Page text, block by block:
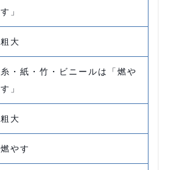
す」
粗大
糸・紙・竹・ビニールは「燃や
す」
粗大
燃やす